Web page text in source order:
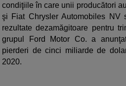
condiţiile în care unii producători
şi Fiat Chrysler Automobiles NV
rezultate dezamăgitoare pentru
grupul Ford Motor Co. a
pierderi de cinci miliarde de
2020.